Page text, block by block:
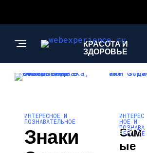
КРАСОТА И
ЗДОРОВЬЕ
СЕМЬЯ И ДЕТИ
ИНТЕРЕСНОЕ И
ПОЗНАВАТЕЛЬНОЕ
Знаки
ИНТЕРЕС
НОЕ И
ПОЗНАВА
ТЕЛЬНОЕ
Сам
Ые